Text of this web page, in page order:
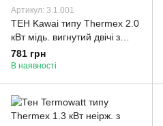
Артикул: 3.1.001
ТЕН Kawai типу Thermex 2.0
кВт мідь. вигнутий двічі з
трубками під 2 термостата.
781 грн
В наявності